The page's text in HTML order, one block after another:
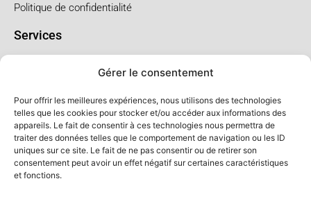
Gérer le consentement
Pour offrir les meilleures expériences, nous utilisons des technologies
telles que les cookies pour stocker et/ou accéder aux informations des
appareils. Le fait de consentir à ces technologies nous permettra de
traiter des données telles que le comportement de navigation ou les ID
uniques sur ce site. Le fait de ne pas consentir ou de retirer son
consentement peut avoir un effet négatif sur certaines caractéristiques
et fonctions.
Politique de confidentialité
Services
Funérailles au salon
Forfaits et prix
Forfait crémation
Forfait service à l'église